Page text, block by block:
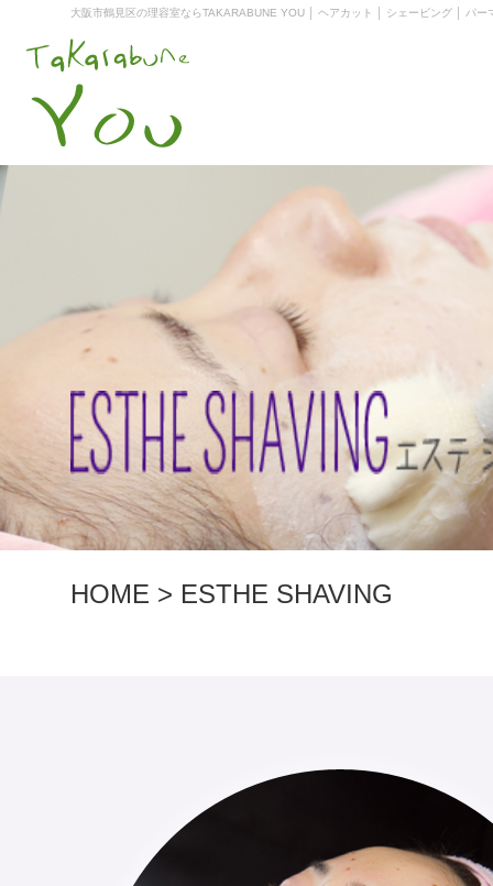
大阪市鶴見区の理容室ならTAKARABUNE YOU │ ヘアカット │ シェービング │ パー
HOME > ESTHE SHAVING